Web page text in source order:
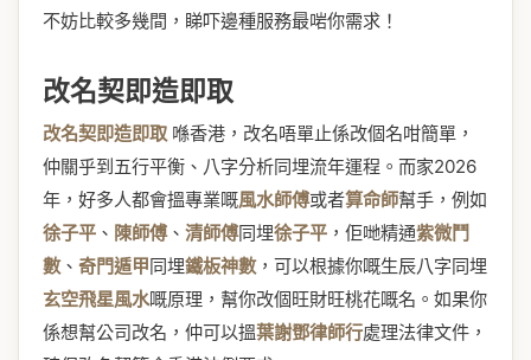
不妨比較多幾間，睇吓邊種服務最啱你需求！
改名契即造即取
改名契即造即取 喺香港，改名唔單止係改個名咁簡單，
仲關乎到五行平衡、八字分析同埋流年運程。而家2026
年，好多人都會搵專業嘅風水師傅或者算命師幫手，例如
徐子平 、 陳師傅、 清師傅同埋徐子平 ，佢哋精通紫微鬥
數、 奇門遁甲同埋鐵板神數，可以根據你嘅生辰八字同埋
玄空飛星風水嘅原理，幫你改個旺財旺桃花嘅名。如果你
係想幫公司改名，仲可以搵葉謝鄧律師行處理法律文件，